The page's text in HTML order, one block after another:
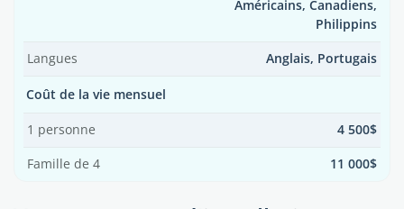
Américains, Canadiens,
Philippins
Langues Anglais, Portugais
Coût de la vie mensuel
1 personne 4 500$
Famille de 4 11 000$